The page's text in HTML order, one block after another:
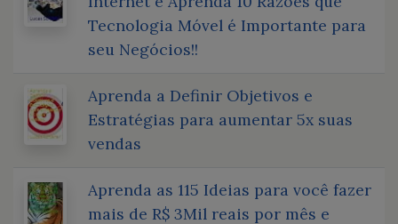
Tecnologia Móvel é Importante para
seu Negócios!!
Aprenda a Definir Objetivos e
Estratégias para aumentar 5x suas
vendas
Aprenda as 115 Ideias para você fazer
mais de R$ 3Mil reais por mês e